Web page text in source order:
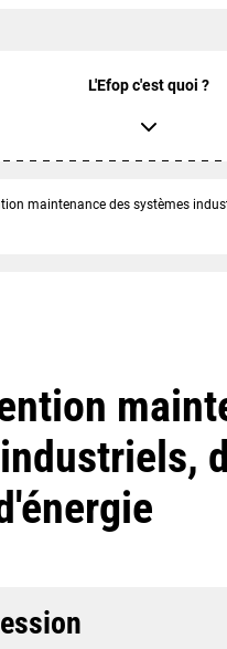
L'Efop c'est quoi ?
maintenance des systèmes